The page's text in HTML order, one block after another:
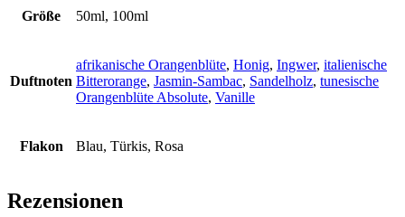
Größe 50ml, 100ml
Duftnoten
afrikanische Orangenblüte, Honig, Ingwer, italienische
Bitterorange, Jasmin-Sambac, Sandelholz, tunesische
Orangenblüte Absolute, Vanille
Flakon Blau, Türkis, Rosa
Rezensionen